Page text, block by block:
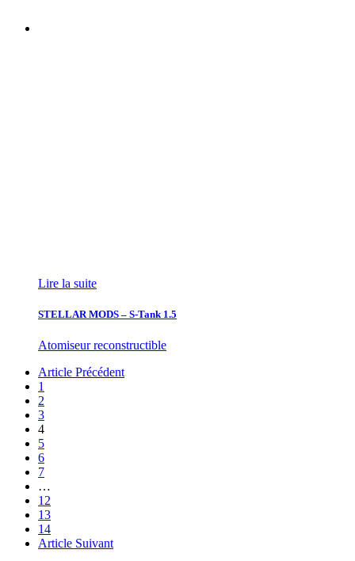
Lire la suite
STELLAR MODS – S-Tank 1.5
Atomiseur reconstructible
Article Précédent
1
2
3
4
5
6
7
…
12
13
14
Article Suivant